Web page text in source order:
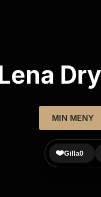
MIN MENY
❤️Gilla0